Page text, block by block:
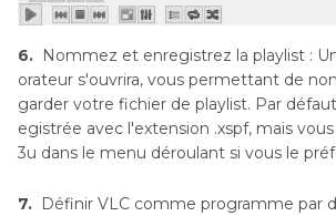
6. Nommez et enregistrez la playlist :
orateur s'ouvrira, vous permettant de
garder votre fichier de playlist. Par
egistrée avec l'extension .xspf, mais
3u dans le menu déroulant si vous le
7. Définir VLC comme programme par